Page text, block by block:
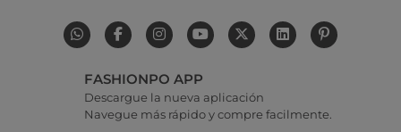
FASHIONPO APP
Descargue la nueva aplicación
Navegue más rápido y compre facilmente.